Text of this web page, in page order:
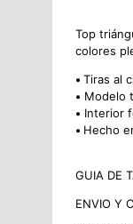
Top
colores
• Tiras al
• Modelo
• Interior
• Hecho
GUIA DE
ENVIO Y